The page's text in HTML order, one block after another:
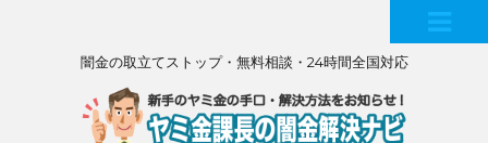
闇金の取立てストップ・無料相談・24時間全国対応